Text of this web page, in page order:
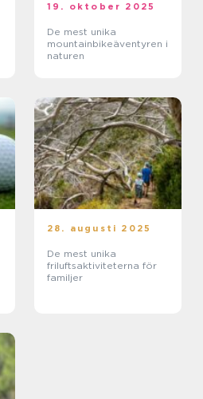
19. oktober 2025
De mest unika
mountainbikeäventyren i
naturen
28. augusti 2025
De mest unika
friluftsaktiviteterna för
familjer